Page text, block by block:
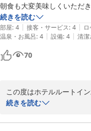
大浴場についてですが、
多くのお客様にご宿泊い
います。当ホテルでは、
大浴場をご利用いただけ
おりますので、次回以降
お客様のまたのご利用を
投稿いただきありがとう
朝食も大変美味しくいただき
また利用したいと思います。
続きを読む
部屋: 4 | 接客・サービス: 4 |
温泉・お風呂: 4 | 設備: 4 | 清潔
70
この度はホテルルートイ
とうございます。
何よりでございます。
続きを読む